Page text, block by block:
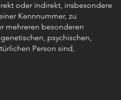
oder indirekt, insbesondere
Kennnummer, zu
mehreren besonderen
psychischen,
Person sind,